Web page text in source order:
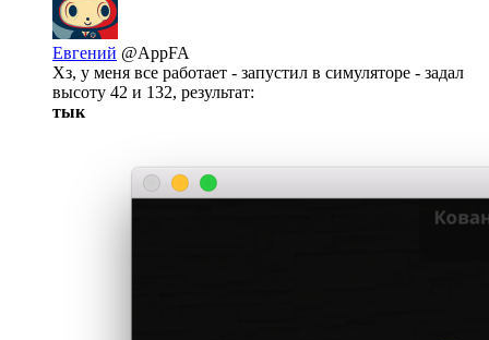
Евгений @AppFA
Хз, у меня все работает - запустил в симуляторе - задал
высоту 42 и 132, результат:
тык